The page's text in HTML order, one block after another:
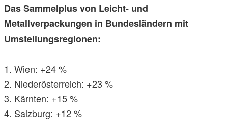
Das Sammelplus von Leicht- und
Metallverpackungen in Bundesländern mit
Umstellungsregionen:
1. Wien: +24 %
2. Niederösterreich: +23 %
3. Kärnten: +15 %
4. Salzburg: +12 %